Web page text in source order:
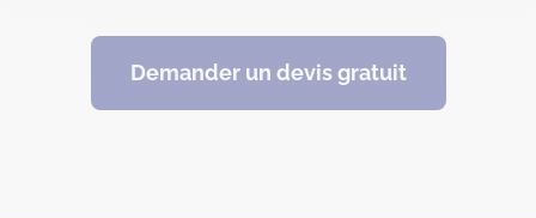
Demander un devis gratuit